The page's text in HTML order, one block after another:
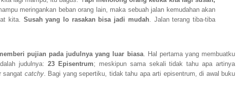
meringankan beban orang lain, maka sebuah jalan kemudahan akan
kita. Susah yang lo rasakan bisa jadi mudah. Jalan terang tiba-tiba
pujian pada judulnya yang luar biasa. Hal pertama yang membuatku
judulnya:23 Episentrum; meskipun sama sekali tidak tahu apa artinya
sangat catchy. Bagi yang sepertiku, tidak tahu apa arti episentrum, di awal buku